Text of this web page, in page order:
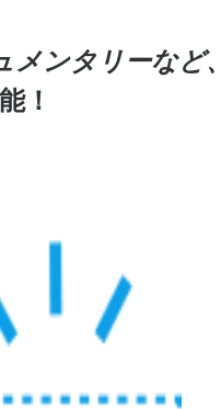
ンタリーなど
！